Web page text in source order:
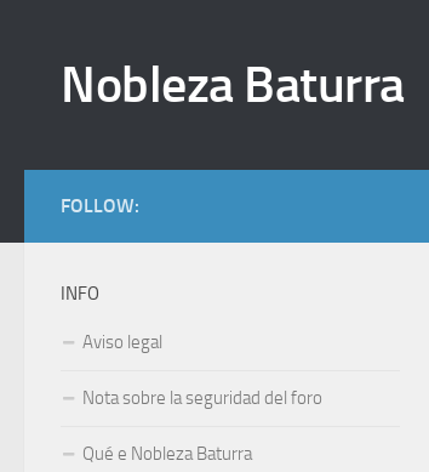
Nobleza Baturra
FOLLOW:
INFO
Aviso legal
Nota sobre la seguridad del foro
Qué e Nobleza Baturra